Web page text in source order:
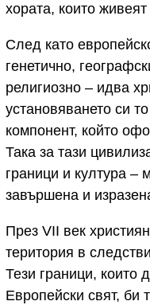
хората, които
След като
генетично,
религиозно – идва
установяването си
компонент, който
Така за тази
граници и култура
завършена и
През VII век
територия в
Тези граници, които
Европейски свят, би